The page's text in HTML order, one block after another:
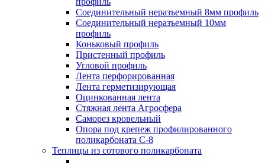
Соединительный неразъемный 8мм профиль
Соединительный неразъемный 10мм
профиль
Коньковый профиль
Пристенный профиль
Угловой профиль
Лента перфорированная
Лента герметизирующая
Оцинкованная лента
Стяжная лента Агросфера
Саморез кровельный
Опора под крепеж профилированного
поликарбоната С-8
Теплицы из сотового поликарбоната